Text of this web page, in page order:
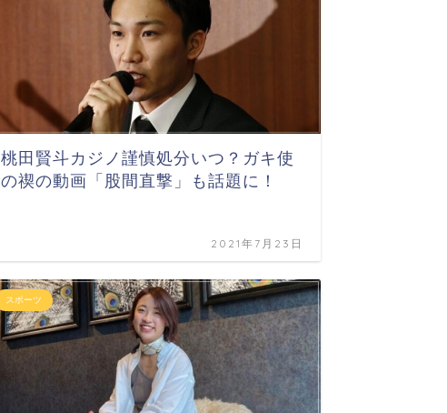
桃田賢斗カジノ謹慎処分いつ？ガキ使
の禊の動画「股間直撃」も話題に！
2021年7月23日
スポーツ